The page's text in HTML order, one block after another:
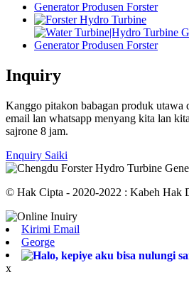
Inquiry
Kanggo pitakon babagan produk utawa
email lan whatsapp menyang kita lan
sajrone 8 jam.
Enquiry Saiki
© Hak Cipta - 2020-2022 : Kabeh Hak
Kirimi Email
George
x